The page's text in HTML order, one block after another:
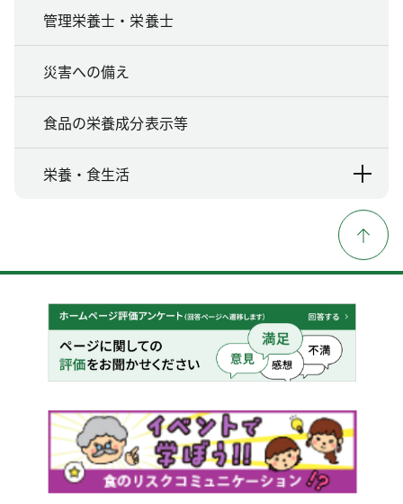
管理栄養士・栄養士
災害への備え
食品の栄養成分表示等
栄養・食生活